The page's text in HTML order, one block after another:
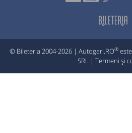
© Bileteria 2004-2026 | Autogari.RO®
SRL | Termeni și